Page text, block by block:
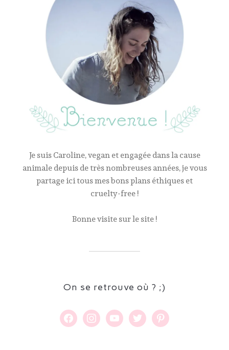
Je suis Caroline, vegan et engagée dans la cause
animale depuis de très nombreuses années, je vous
partage ici tous mes bons plans éthiques et
cruelty-free !
Bonne visite sur le site !
On se retrouve où ? ;)
facebookinstagramyoutubetwitterpinterest